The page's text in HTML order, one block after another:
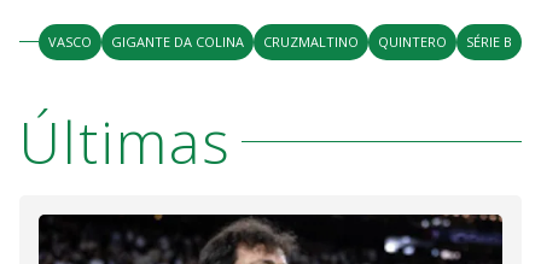
VASCO GIGANTE DA COLINA CRUZMALTINO QUINTERO SÉRIE B
Últimas